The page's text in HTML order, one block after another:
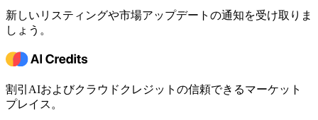
新しいリスティングや市場アップデートの通知を受け取りま
しょう。
割引AIおよびクラウドクレジットの信頼できるマーケット
プレイス。